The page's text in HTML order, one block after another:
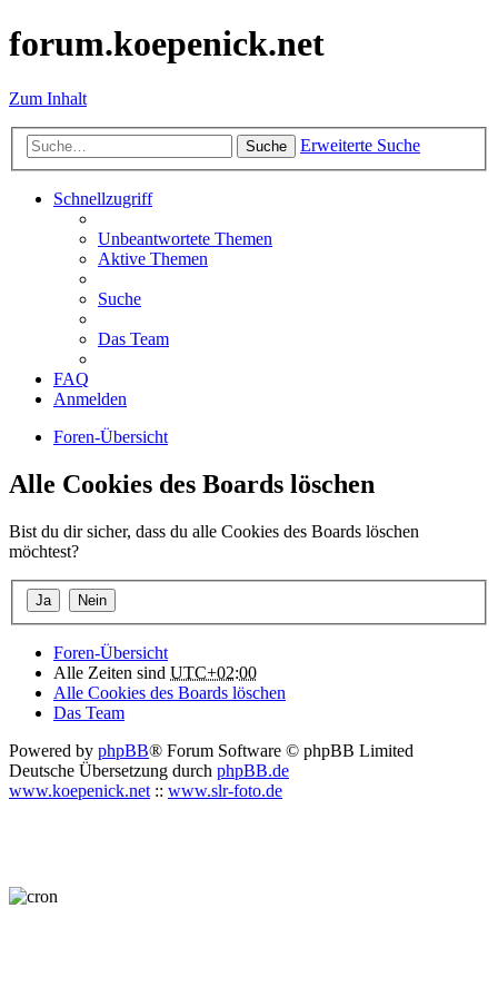
forum.koepenick.net
Zum Inhalt
Suche Erweiterte Suche
Schnellzugriff
Unbeantwortete Themen
Aktive Themen
Suche
Das Team
FAQ
Anmelden
Foren-Übersicht
Alle Cookies des Boards löschen
Bist du dir sicher, dass du alle Cookies des Boards löschen
möchtest?
Foren-Übersicht
Alle Zeiten sind UTC+02:00
Alle Cookies des Boards löschen
Das Team
Powered by phpBB® Forum Software © phpBB Limited
Deutsche Übersetzung durch phpBB.de
www.koepenick.net :: www.slr-foto.de